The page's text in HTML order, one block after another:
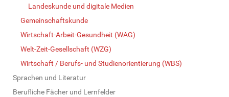
Landeskunde und digitale Medien
Gemeinschaftskunde
Wirtschaft-Arbeit-Gesundheit (WAG)
Welt-Zeit-Gesellschaft (WZG)
Wirtschaft / Berufs- und Studienorientierung (WBS)
Sprachen und Literatur
Berufliche Fächer und Lernfelder